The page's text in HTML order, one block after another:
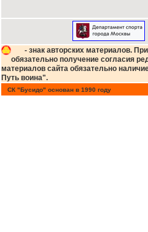
- знак авторских материалов.
обязательно получение согласия
материалов сайта обязательно
Путь воина".
СК "Бусидо" основан в 1990 году